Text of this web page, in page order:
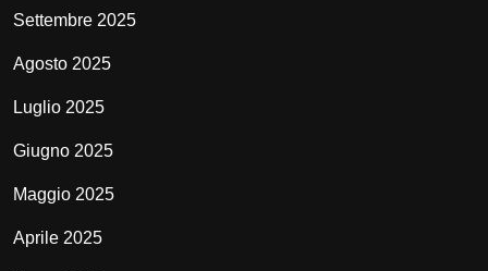
Settembre 2025
Agosto 2025
Luglio 2025
Giugno 2025
Maggio 2025
Aprile 2025